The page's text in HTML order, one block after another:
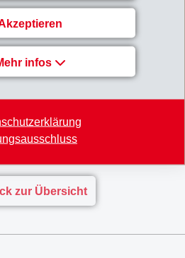
infos
um 24% auf CHF 863 Mio.
erhöhte sich auf CHF 1'837
Mio.). Die
79.1% (31.12.2019: 75.1%).
IFRS 2020.pdf
zur Übersicht